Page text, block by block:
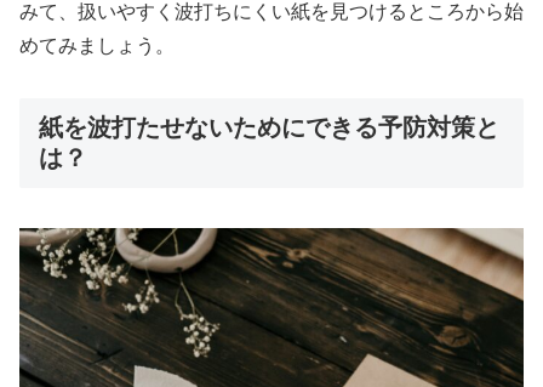
みて、扱いやすく波打ちにくい紙を見つけるところから始
めてみましょう。
紙を波打たせないためにできる予防対策と
は？